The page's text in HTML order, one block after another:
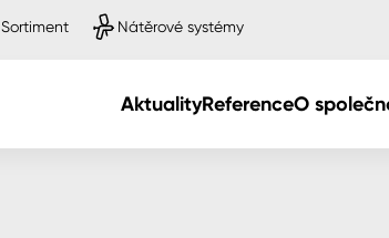
Sortiment Nátěrové systémy
AktualityReferenceO